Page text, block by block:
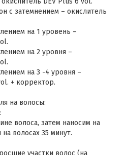
с затемнением – окислитель
на 1 уровень –
на 2 уровня –
на 3 -4 уровня –
+ корректор.
на волосы:
волоса, затем наносим на
волосах 35 минут.
участки волос (на